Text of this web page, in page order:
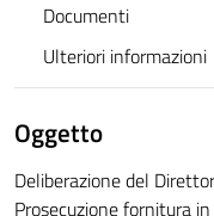
Documenti
Ulteriori informazioni
Oggetto
Deliberazione del
Prosecuzione fornitura